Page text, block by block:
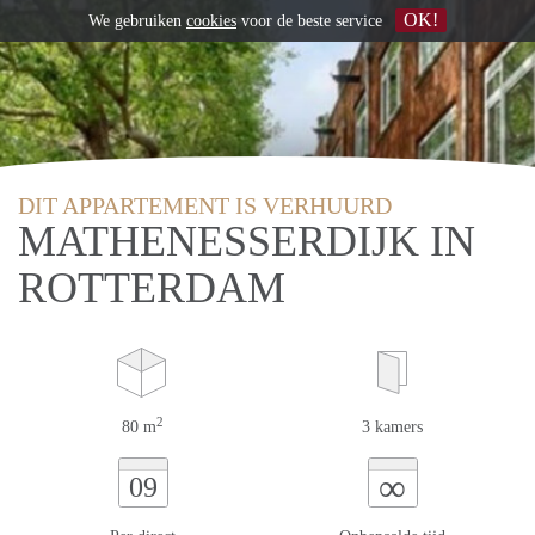
DIT APPARTEMENT IS VERHUURD
MATHENESSERDIJK IN
ROTTERDAM
80 m2 3 kamers
09 ∞
We gebruiken cookies voor de beste service OK!